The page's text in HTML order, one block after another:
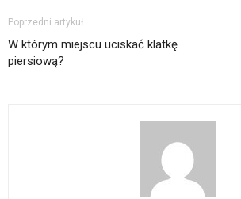
Poprzedni artykuł
W którym miejscu uciskać klatkę
piersiową?